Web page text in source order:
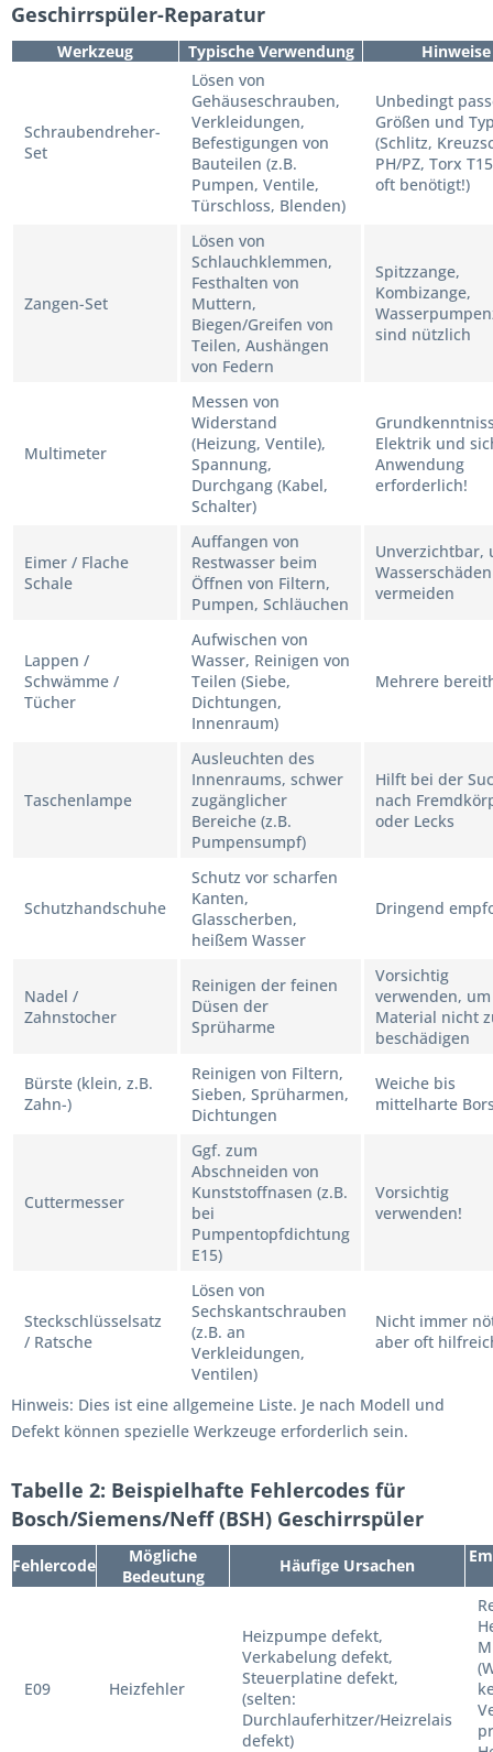
Geschirrspüler-Reparatur
Werkzeug Typische Verwendung Hinweise
Schraubendreher-
Set
Lösen von
Gehäuseschrauben,
Verkleidungen,
Befestigungen von
Bauteilen (z.B.
Pumpen, Ventile,
Türschloss, Blenden)
Unbedingt
Größen und
(Schlitz,
PH/PZ, Torx
oft benötigt!)
Zangen-Set
Lösen von
Schlauchklemmen,
Festhalten von
Muttern,
Biegen/Greifen von
Teilen, Aushängen
von Federn
Spitzzange,
Kombizange,
sind nützlich
Multimeter
Messen von
Widerstand
(Heizung, Ventile),
Spannung,
Durchgang (Kabel,
Schalter)
Elektrik und
Anwendung
erforderlich!
Eimer / Flache
Schale
Auffangen von
Restwasser beim
Öffnen von Filtern,
Pumpen, Schläuchen
Unverzichtbar,
vermeiden
Lappen /
Schwämme /
Tücher
Aufwischen von
Wasser, Reinigen von
Teilen (Siebe,
Dichtungen,
Innenraum)
Mehrere
Taschenlampe
Ausleuchten des
Innenraums, schwer
zugänglicher
Bereiche (z.B.
Pumpensumpf)
Hilft bei der
nach
oder Lecks
Schutzhandschuhe
Schutz vor scharfen
Kanten,
Glasscherben,
heißem Wasser
Dringend
Nadel /
Zahnstocher
Reinigen der feinen
Düsen der
Sprüharme
Vorsichtig
verwenden, um
Material nicht
beschädigen
Bürste (klein, z.B.
Zahn-)
Reinigen von Filtern,
Sieben, Sprüharmen,
Dichtungen
Weiche bis
mittelharte
Cuttermesser
Ggf. zum
Abschneiden von
Kunststoffnasen (z.B.
bei
Pumpentopfdichtung
E15)
Vorsichtig
verwenden!
Steckschlüsselsatz
/ Ratsche
Lösen von
Sechskantschrauben
(z.B. an
Verkleidungen,
Ventilen)
Nicht immer
aber oft
Hinweis: Dies ist eine allgemeine Liste. Je nach Modell und
Defekt können spezielle Werkzeuge erforderlich sein.
Tabelle 2: Beispielhafte Fehlercodes für
Bosch/Siemens/Neff (BSH) Geschirrspüler
Fehlercode
Mögliche
Bedeutung
Häufige Ursachen
E09 Heizfehler
Heizpumpe defekt,
Verkabelung defekt,
Steuerplatine defekt,
(selten:
Durchlauferhitzer/Heizrelais
defekt)